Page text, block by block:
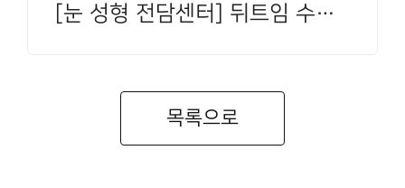
[눈 성형 전담센터] 뒤트임 수술,
목록으로